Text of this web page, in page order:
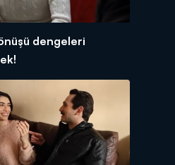
dengeleri